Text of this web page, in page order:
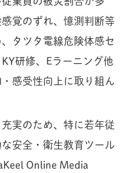
覚のずれ、憶測判断等
タツタ電線危険体感セ
研修、Eラーニング他
感受性向上に取り組ん
実のため、特に若年従
安全・衛生教育ツール
Online Media